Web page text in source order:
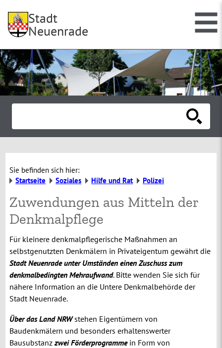
Stadt
Neuenrade
Sie befinden sich hier:
Startseite
Soziales Hilfe und Rat Polizei
Zuwendungen aus Mitteln der
Denkmalpflege
Für kleinere denkmalpflegerische Maßnahmen an
selbstgenutzten Denkmälern in Privateigentum gewährt die
Stadt Neuenrade unter Umständen einen Zuschuss zum
denkmalbedingten Mehraufwand. Bitte wenden Sie sich für
nähere Information an die Untere Denkmalbehörde der
Stadt Neuenrade.
Über das Land NRWstehen Eigentümern von
Baudenkmälern und besonders erhaltenswerter
Bausubstanzzwei Förderprogrammein Form von